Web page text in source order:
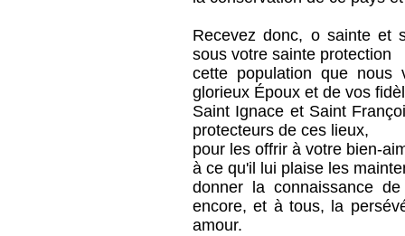
Recevez donc, o sainte et
sous votre sainte protection
cette population que nous
glorieux Époux et de vos
Saint Ignace et Saint
protecteurs de ces lieux,
pour les offrir à votre bien-
à ce qu'il lui plaise les
donner la connaissance
encore, et à tous, la
amour.